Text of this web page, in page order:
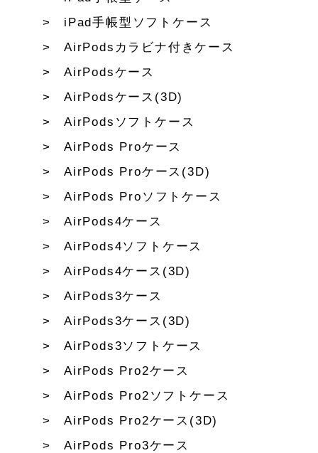
iPad手帳型ソフトケース
AirPodsカラビナ付きケース
AirPodsケース
AirPodsケース(3D)
AirPodsソフトケース
AirPods Proケース
AirPods Proケース(3D)
AirPods Proソフトケース
AirPods4ケース
AirPods4ソフトケース
AirPods4ケース(3D)
AirPods3ケース
AirPods3ケース(3D)
AirPods3ソフトケース
AirPods Pro2ケース
AirPods Pro2ソフトケース
AirPods Pro2ケース(3D)
AirPods Pro3ケース